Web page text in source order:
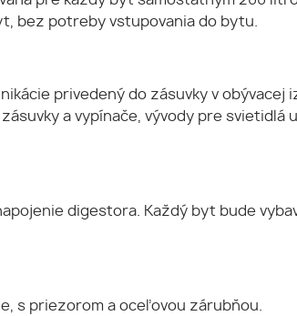
bez potreby vstupovania do bytu.
privedený do zásuvky v obývacej
a vypínače, vývody pre svietidlá
digestora. Každý byt bude
s priezorom a oceľovou zárubňou.